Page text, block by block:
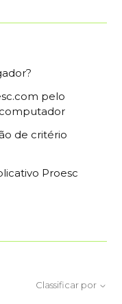
pelo
de critério
Proesc
Classificar por